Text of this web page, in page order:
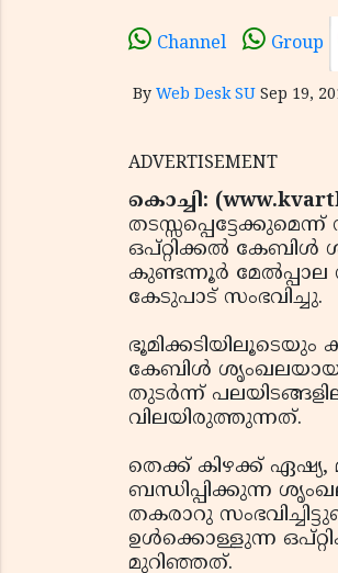
Channel Group
By Web Desk SU Sep 19,
ADVERTISEMENT
കൊച്ചി:
ഒപ്റ്റിക്കല്‍
കുണ്ടന്നൂര്‍
കേടുപാട് സംഭവിച്ചു.
ഭൂമിക്കടിയിലൂടെയും
കേബിള്‍
തുടര്‍ന്ന്
വിലയിരുത്തുന്നത്.
തെക്ക് കിഴക്ക് ഏഷ്യ,
ബന്ധിപ്പിക്കുന്ന
തകരാറു
ഉള്‍ക്കൊള്ളുന്ന
മുറിഞ്ഞത്.